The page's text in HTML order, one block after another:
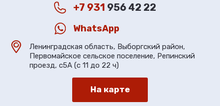
+7 931 956 42 22
WhatsApp
Ленинградская область, Выборгский район,
Первомайское сельское поселение, Репинский
проезд, с5А (с 11 до 22 ч)
На карте